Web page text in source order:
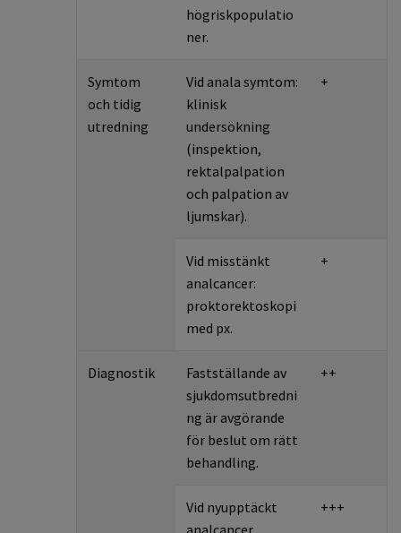
högriskpopulatio
ner.
Symtom
och tidig
utredning
Vid anala symtom:
klinisk
undersökning
(inspektion,
rektalpalpation
och palpation av
ljumskar).
+
Vid misstänkt
analcancer:
proktorektoskopi
med px.
+
Diagnostik
Fastställande av
sjukdomsutbredni
ng är avgörande
för beslut om rätt
behandling.
++
Vid nyupptäckt
+++